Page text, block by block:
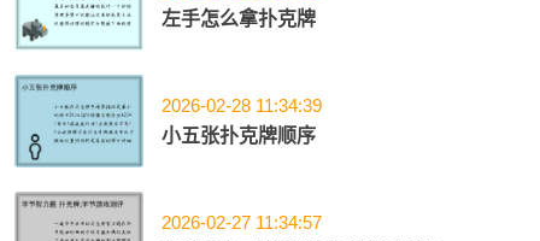
左手怎么拿扑克牌
2026-02-28 11:34:39
小五张扑克牌顺序
2026-02-27 11:34:57